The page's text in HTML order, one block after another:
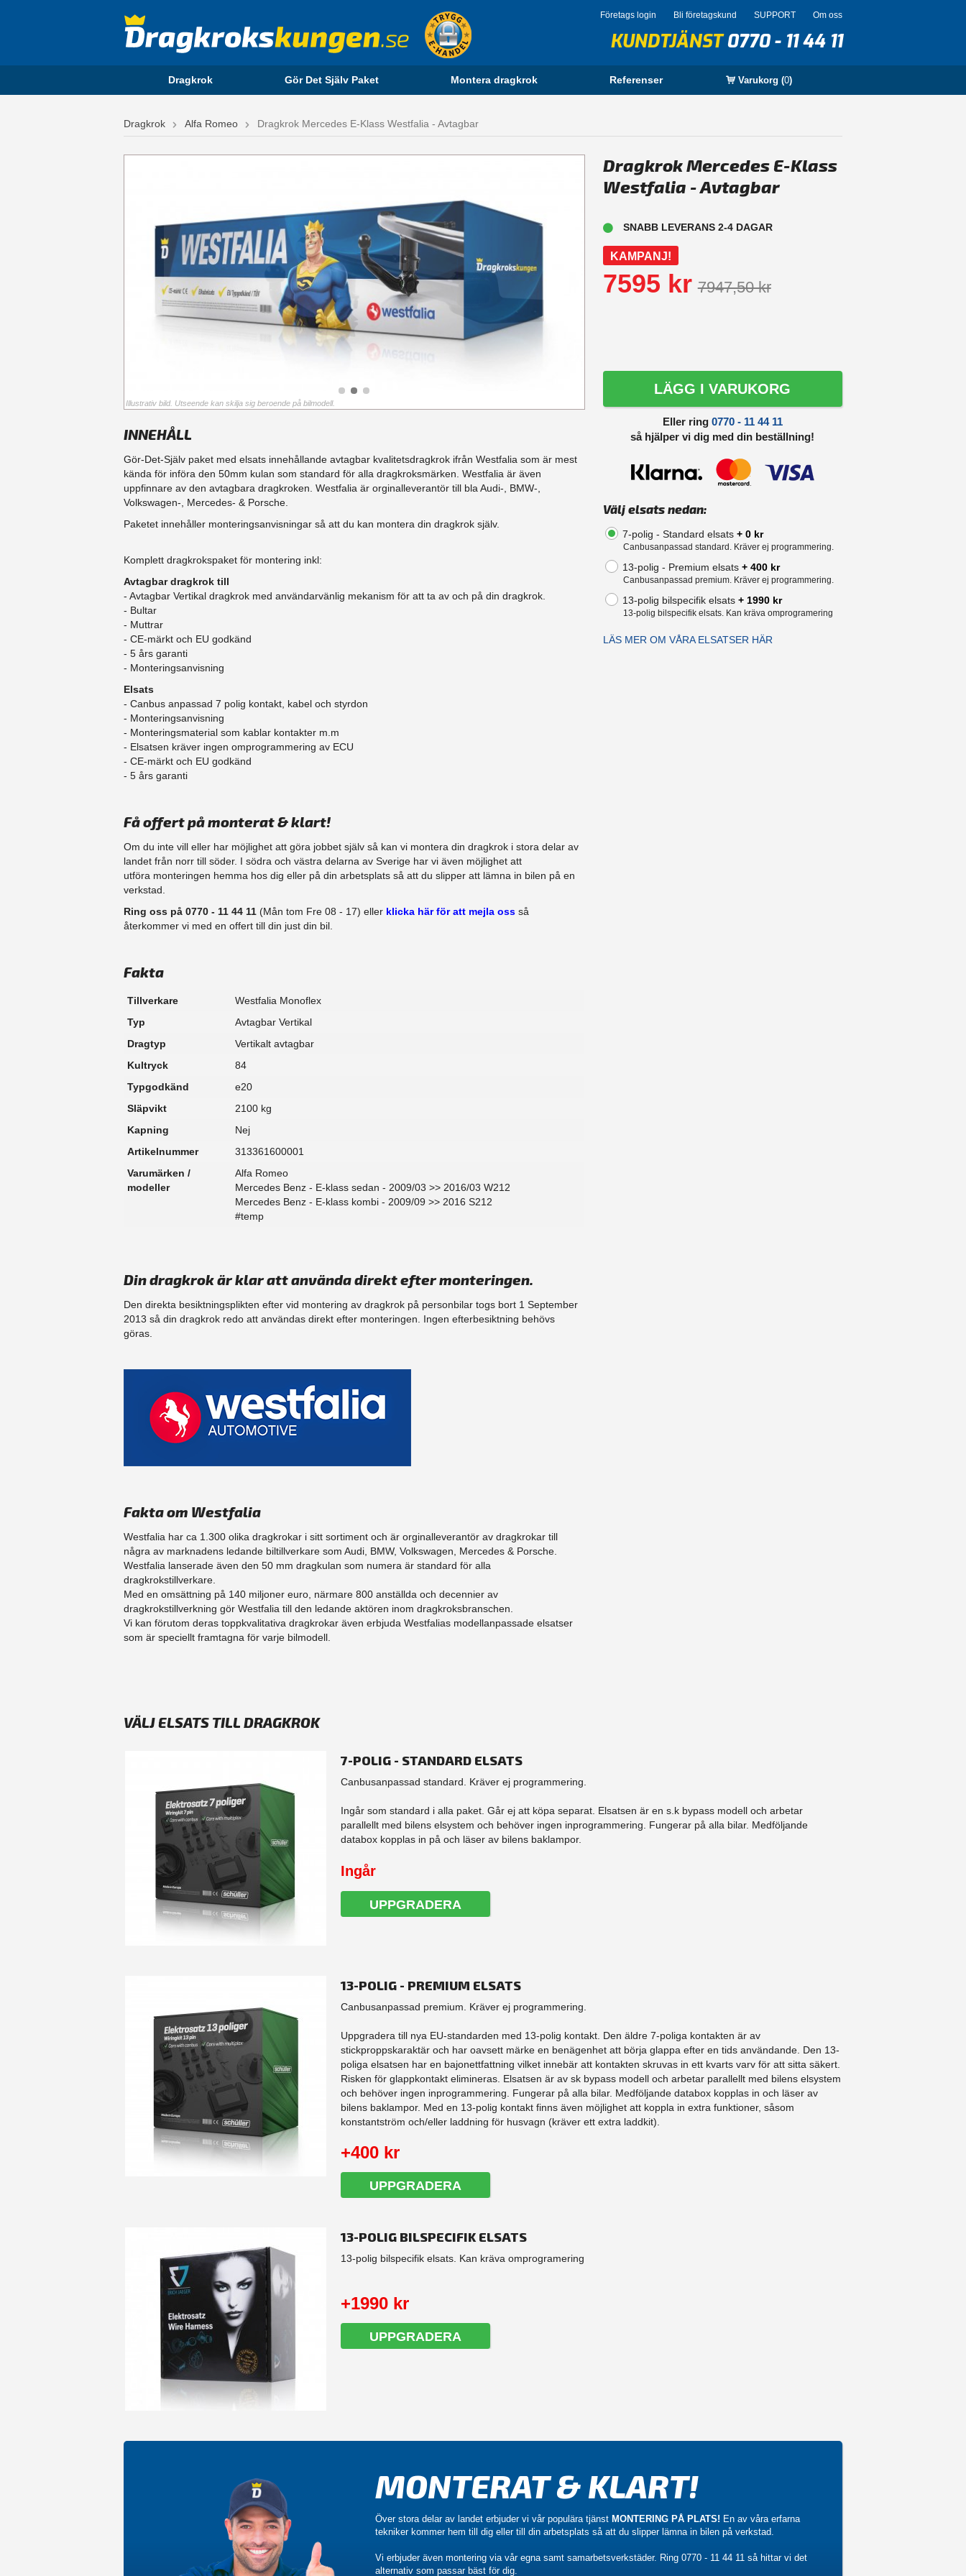
Företags login Bli företagskund SUPPORT Om oss
KUNDTJÄNST0770 - 11 44 11
Dragkrok Gör Det Själv Paket Montera dragkrok Referenser Varukorg (0)
Dragkrok Alfa Romeo Dragkrok Mercedes E-Klass Westfalia - Avtagbar
Illustrativ bild. Utseende kan skilja sig beroende på bilmodell.
INNEHÅLL
Gör-Det-Själv paket med elsats innehållande avtagbar kvalitetsdragkrok ifrån Westfalia som är mest
kända för införa den 50mm kulan som standard för alla dragkroksmärken. Westfalia är även
uppfinnare av den avtagbara dragkroken. Westfalia är orginalleverantör till bla Audi-, BMW-,
Volkswagen-, Mercedes- & Porsche.
Paketet innehåller monteringsanvisningar så att du kan montera din dragkrok själv.
Komplett dragkrokspaket för montering inkl:
Avtagbar dragkrok till
- Avtagbar Vertikal dragkrok med användarvänlig mekanism för att ta av och på din dragkrok.
- Bultar
- Muttrar
- CE-märkt och EU godkänd
​- 5 års garanti
- Monteringsanvisning
Elsats
- Canbus anpassad 7 polig kontakt, kabel och styrdon
- Monteringsanvisning
- Monteringsmaterial som kablar kontakter m.m
- Elsatsen kräver ingen omprogrammering av ECU
- CE-märkt och EU godkänd
​- 5 års garanti
Få offert på monterat & klart!
Om du inte vill eller har möjlighet att göra jobbet själv så kan vi montera din dragkrok i stora delar av
landet från norr till söder. I södra och västra delarna av Sverige har vi även möjlighet att​
utföra monteringen hemma hos dig eller på din arbetsplats så att du slipper att lämna in bilen på en
verkstad.
Ring oss på 0770 - 11 44 11 (Mån tom Fre 08 - 17) eller klicka här för att mejla oss så
återkommer vi med en offert till din just din bil.
Fakta
Tillverkare
Westfalia Monoflex
Typ
Avtagbar Vertikal
Dragtyp
Vertikalt avtagbar
Kultryck
84
Typgodkänd
e20
Släpvikt
2100 kg
Kapning
Nej
Artikelnummer
313361600001
Varumärken /
modeller
Alfa Romeo
Mercedes Benz - E-klass sedan - 2009/03 >> 2016/03 W212
Mercedes Benz - E-klass kombi - 2009/09 >> 2016 S212
#temp
Din dragkrok är klar att använda direkt efter monteringen.
Den direkta besiktningsplikten efter vid montering av dragkrok på personbilar togs bort 1 September
2013 så din dragkrok redo att användas direkt efter monteringen. Ingen efterbesiktning behövs
göras.
Fakta om Westfalia
Westfalia har ca 1.300 olika dragkrokar i sitt sortiment och är orginalleverantör av dragkrokar till
några av marknadens ledande biltillverkare som Audi, BMW, Volkswagen, Mercedes & Porsche.
Westfalia lanserade även den 50 mm dragkulan som numera är standard för alla
dragkrokstillverkare.
Med en omsättning på 140 miljoner euro, närmare 800 anställda och decennier av
dragkrokstillverkning gör Westfalia till den ledande aktören inom dragkroksbranschen.
Vi kan förutom deras toppkvalitativa dragkrokar även erbjuda Westfalias modellanpassade elsatser
som är speciellt framtagna för varje bilmodell.
Dragkrok Mercedes E-Klass
Westfalia - Avtagbar
SNABB LEVERANS 2-4 DAGAR
KAMPANJ!
7595 kr 7947,50 kr
LÄGG I VARUKORG
Eller ring 0770 - 11 44 11
så hjälper vi dig med din beställning!
Välj elsats nedan:
7-polig - Standard elsats + 0 kr
Canbusanpassad standard. Kräver ej programmering.
13-polig - Premium elsats + 400 kr
Canbusanpassad premium. Kräver ej programmering.
13-polig bilspecifik elsats + 1990 kr
13-polig bilspecifik elsats. Kan kräva omprogramering
LÄS MER OM VÅRA ELSATSER HÄR
VÄLJ ELSATS TILL DRAGKROK
7-POLIG - STANDARD ELSATS
Canbusanpassad standard. Kräver ej programmering.
Ingår som standard i alla paket. Går ej att köpa separat. Elsatsen är en s.k bypass modell och arbetar
parallellt med bilens elsystem och behöver ingen inprogrammering. Fungerar på alla bilar. Medföljande
databox kopplas in på och läser av bilens baklampor.
Ingår
UPPGRADERA
13-POLIG - PREMIUM ELSATS
Canbusanpassad premium. Kräver ej programmering.
Uppgradera till nya EU-standarden med 13-polig kontakt. Den äldre 7-poliga kontakten är av
stickproppskaraktär och har oavsett märke en benägenhet att börja glappa efter en tids användande. Den 13-
poliga elsatsen har en bajonettfattning vilket innebär att kontakten skruvas in ett kvarts varv för att sitta säkert.
Risken för glappkontakt elimineras. Elsatsen är av sk bypass modell och arbetar parallellt med bilens elsystem
och behöver ingen inprogrammering. Fungerar på alla bilar. Medföljande databox kopplas in och läser av
bilens baklampor. Med en 13-polig kontakt finns även möjlighet att koppla in extra funktioner, såsom
konstantström och/eller laddning för husvagn (kräver ett extra laddkit).
+400 kr
UPPGRADERA
13-POLIG BILSPECIFIK ELSATS
13-polig bilspecifik elsats. Kan kräva omprogramering
+1990 kr
UPPGRADERA
MONTERAT & KLART!
Över stora delar av landet erbjuder vi vår populära tjänst MONTERING PÅ PLATS! En av våra erfarna
tekniker kommer hem till dig eller till din arbetsplats så att du slipper lämna in bilen på verkstad.
Vi erbjuder även montering via vår egna samt samarbetsverkstäder. Ring 0770 - 11 44 11 så hittar vi det
alternativ som passar bäst för dig.